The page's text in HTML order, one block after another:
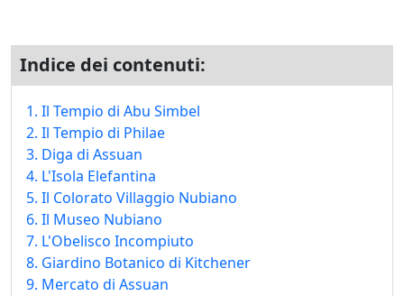
Indice dei contenuti:
1. Il Tempio di Abu Simbel
2. Il Tempio di Philae
3. Diga di Assuan
4. L'Isola Elefantina
5. Il Colorato Villaggio Nubiano
6. Il Museo Nubiano
7. L'Obelisco Incompiuto
8. Giardino Botanico di Kitchener
9. Mercato di Assuan